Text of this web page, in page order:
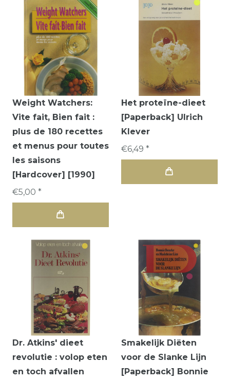
Weight Watchers:
Vite fait, Bien fait :
plus de 180 recettes
et menus pour toutes
les saisons
[Hardcover] [1990]
€5,00 *
Het proteïne-dieet
[Paperback] Ulrich
Klever
€6,49 *
Dr. Atkins' dieet
revolutie : volop eten
en toch afvallen
Smakelijk Diëten
voor de Slanke Lijn
[Paperback] Bonnie